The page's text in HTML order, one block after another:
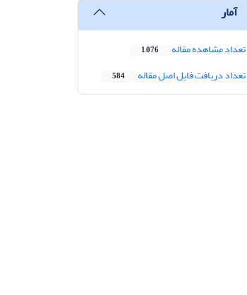
آمار
تعداد مشاهده مقاله 1,076
تعداد دریافت فایل اصل مقاله 584